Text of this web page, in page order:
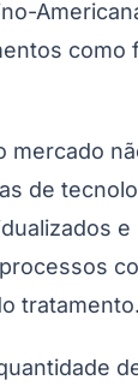
como
mercado
de
tratamento.